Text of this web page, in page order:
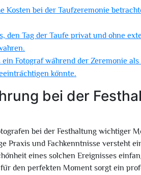
Kosten bei der Taufzeremonie
den Tag der Taufe privat und ohne
Fotograf während der Zeremonie
könnte.
bei der
bei der Festhaltung wichtiger
Praxis und Fachkenntnisse versteht
eines solchen Ereignisses
den perfekten Moment sorgt ein